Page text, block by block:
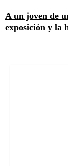
A un joven de
exposición y la